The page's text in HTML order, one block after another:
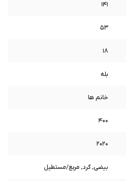
141
53
18
بله
خانم ها
400
2020
بیضی, گرد, مربع/مستطیل